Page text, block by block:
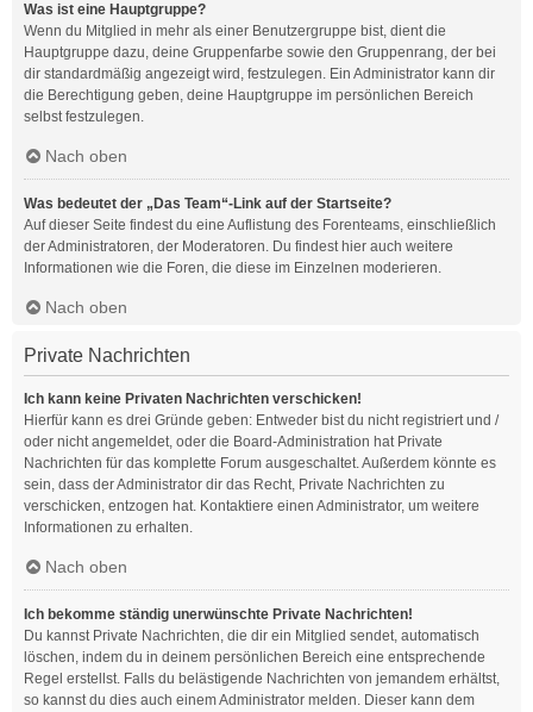
Was ist eine Hauptgruppe?
Wenn du Mitglied in mehr als einer Benutzergruppe bist, dient die
Hauptgruppe dazu, deine Gruppenfarbe sowie den Gruppenrang, der bei
dir standardmäßig angezeigt wird, festzulegen. Ein Administrator kann dir
die Berechtigung geben, deine Hauptgruppe im persönlichen Bereich
selbst festzulegen.
Nach oben
Was bedeutet der „Das Team“-Link auf der Startseite?
Auf dieser Seite findest du eine Auflistung des Forenteams, einschließlich
der Administratoren, der Moderatoren. Du findest hier auch weitere
Informationen wie die Foren, die diese im Einzelnen moderieren.
Nach oben
Private Nachrichten
Ich kann keine Privaten Nachrichten verschicken!
Hierfür kann es drei Gründe geben: Entweder bist du nicht registriert und /
oder nicht angemeldet, oder die Board-Administration hat Private
Nachrichten für das komplette Forum ausgeschaltet. Außerdem könnte es
sein, dass der Administrator dir das Recht, Private Nachrichten zu
verschicken, entzogen hat. Kontaktiere einen Administrator, um weitere
Informationen zu erhalten.
Nach oben
Ich bekomme ständig unerwünschte Private Nachrichten!
Du kannst Private Nachrichten, die dir ein Mitglied sendet, automatisch
löschen, indem du in deinem persönlichen Bereich eine entsprechende
Regel erstellst. Falls du belästigende Nachrichten von jemandem erhältst,
so kannst du dies auch einem Administrator melden. Dieser kann dem